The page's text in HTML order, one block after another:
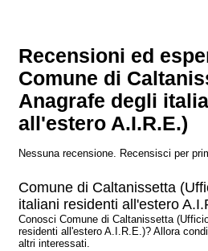
Recensioni ed
Comune di
Anagrafe degli
all'estero A.I.R.E.)
Nessuna recensione. Recensisci per
Comune di Caltanissetta
italiani residenti all'estero
Conosci Comune di Caltanissetta
residenti all'estero A.I.R.E.)? Allora
altri interessati.